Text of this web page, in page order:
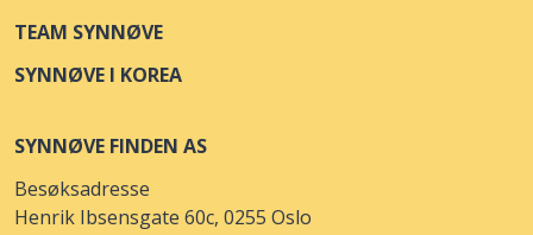
MENY ELVERUM
SØMNAVEIEN 139
COOP PRIX FOLLDAL AVD.005
TEAM SYNNØVE
SYNNØVE I KOREA
SYNNØVE FINDEN AS
Besøksadresse
Henrik Ibsensgate 60c, 0255 Oslo